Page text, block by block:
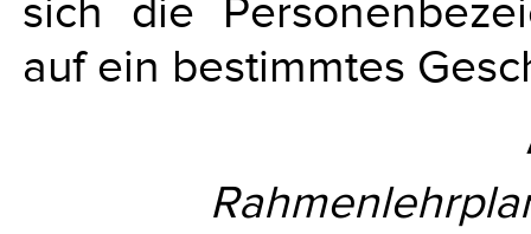
sich die
auf ein bestimmtes